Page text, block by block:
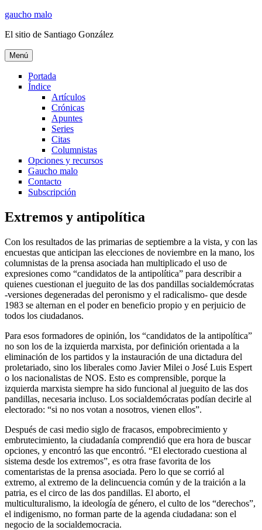
Ir
contenido
gaucho malo
El sitio de Santiago González
Menú
Portada
Índice
Artículos
Crónicas
Apuntes
Series
Citas
Columnistas
Opciones y recursos
Gaucho malo
Contacto
Subscripción
Extremos y antipolítica
Con los resultados de las primarias de septiembre a la vista, y con las
encuestas que anticipan las elecciones de noviembre en la mano, los
columnistas de la prensa asociada han multiplicado el uso de
expresiones como “candidatos de la antipolítica” para describir a
quienes cuestionan el jueguito de las dos pandillas socialdemócratas
-versiones degeneradas del peronismo y el radicalismo- que desde
1983 se alternan en el poder en beneficio propio y en perjuicio de
todos los ciudadanos.
Para esos formadores de opinión, los “candidatos de la antipolítica”
no son los de la izquierda marxista, por definición orientada a la
eliminación de los partidos y la instauración de una dictadura del
proletariado, sino los liberales como Javier Milei o José Luis Espert
o los nacionalistas de NOS. Esto es comprensible, porque la
izquierda marxista siempre ha sido funcional al jueguito de las dos
pandillas, necesaria incluso. Los socialdemócratas podían decirle al
electorado: “si no nos votan a nosotros, vienen ellos”.
Después de casi medio siglo de fracasos, empobrecimiento y
embrutecimiento, la ciudadanía comprendió que era hora de buscar
opciones, y encontró las que encontró. “El electorado cuestiona al
sistema desde los extremos”, es otra frase favorita de los
comentaristas de la prensa asociada. Pero lo que se corrió al
extremo, al extremo de la delincuencia común y de la traición a la
patria, es el circo de las dos pandillas. El aborto, el
multiculturalismo, la ideología de género, el culto de los “derechos”,
el indigenismo, no forman parte de la agenda ciudadana: son el
negocio de la socialdemocracia.